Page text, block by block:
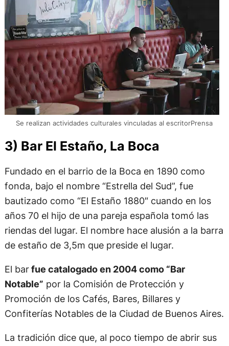
Se realizan actividades culturales vinculadas al escritorPrensa
3) Bar El Estaño, La Boca
Fundado en el barrio de la Boca en 1890 como
fonda, bajo el nombre “Estrella del Sud”, fue
bautizado como “El Estaño 1880″ cuando en los
años 70 el hijo de una pareja española tomó las
riendas del lugar. El nombre hace alusión a la barra
de estaño de 3,5m que preside el lugar.
El barfue catalogado en 2004 como “Bar
Notable” por la Comisión de Protección y
Promoción de los Cafés, Bares, Billares y
Confiterías Notables de la Ciudad de Buenos Aires.
La tradición dice que, al poco tiempo de abrir sus